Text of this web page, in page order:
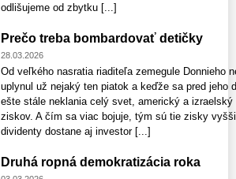
odlišujeme od zbytku [...]
Prečo treba bombardovať detičky
28.03.2026
Od veľkého nasratia riaditeľa zemegule Donnieho
uplynul už nejaký ten piatok a keďže sa pred jeho
ešte stále neklania celý svet, americký a
ziskov. A čím sa viac bojuje, tým sú tie zisky
dividenty dostane aj investor [...]
Druhá ropná demokratizácia roka